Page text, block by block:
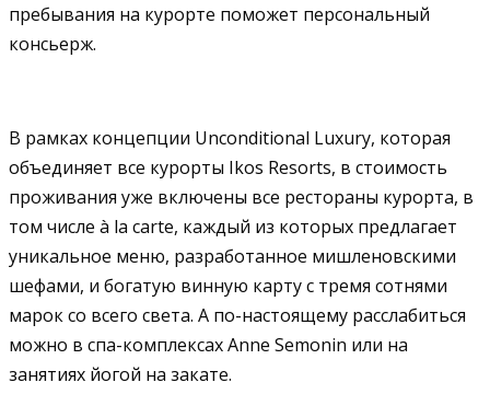
пребывания на курорте поможет персональный
консьерж.
В рамках концепции Unconditional Luxury, которая
объединяет все курорты Ikos Resorts, в стоимость
проживания уже включены все рестораны курорта, в
том числе à la carte, каждый из которых предлагает
уникальное меню, разработанное мишленовскими
шефами, и богатую винную карту с тремя сотнями
марок со всего света. А по-настоящему расслабиться
можно в спа-комплексах Anne Semonin или на
занятиях йогой на закате.